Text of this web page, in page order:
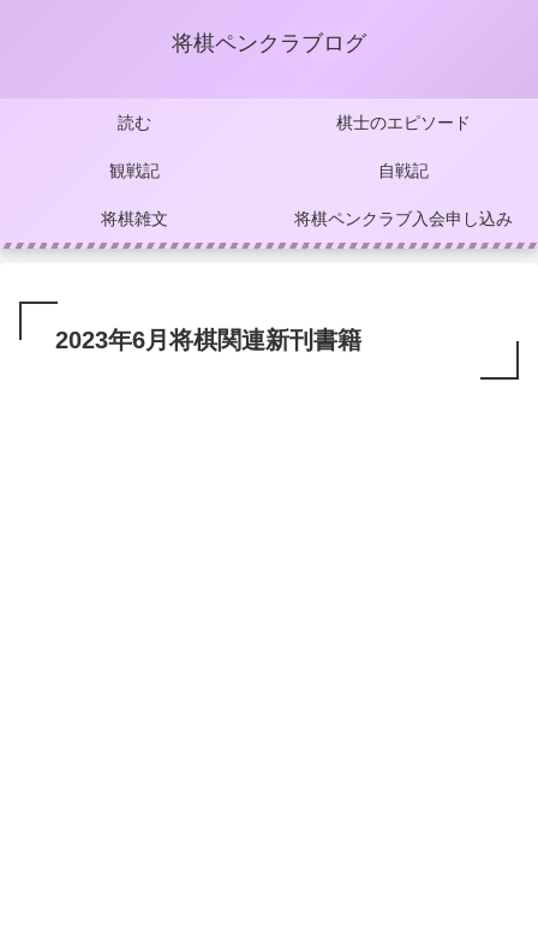
将棋ペンクラブログ
読む 棋士のエピソード
観戦記 自戦記
将棋雑文 将棋ペンクラブ入会申し込み
2023年6月将棋関連新刊書籍